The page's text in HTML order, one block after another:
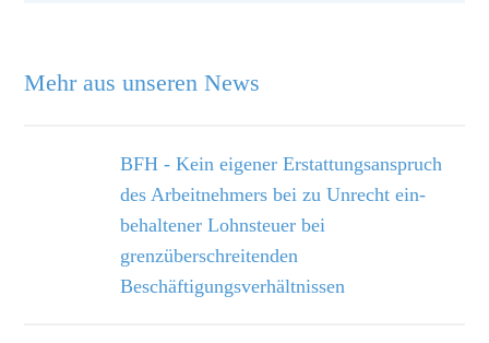
Mehr aus unseren News
BFH - Kein eigener Erstattungsanspruch
des Arbeitnehmers bei zu Unrecht ein­
behaltener Lohnsteuer bei
grenzüberschreitenden
Beschäftigungsverhältnissen